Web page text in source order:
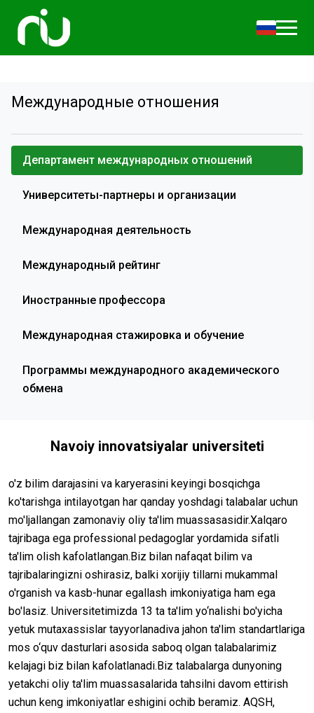
Международные отношения
Департамент международных отношений
Университеты-партнеры и организации
Международная деятельность
Международный рейтинг
Иностранные профессора
Международная стажировка и обучение
Программы международного академического
обмена
Navoiy innovatsiyalar universiteti
o'z bilim darajasini va karyerasini keyingi bosqichga
ko'tarishga intilayotgan har qanday yoshdagi talabalar uchun
mo'ljallangan zamonaviy oliy ta'lim muassasasidir.Xalqaro
tajribaga ega professional pedagoglar yordamida sifatli
ta'lim olish kafolatlangan.Biz bilan nafaqat bilim va
tajribalaringizni oshirasiz, balki xorijiy tillarni mukammal
o'rganish va kasb-hunar egallash imkoniyatiga ham ega
bo'lasiz. Universitetimizda 13 ta ta'lim yo‘nalishi bo'yicha
yetuk mutaxassislar tayyorlanadiva jahon ta'lim standartlariga
mos o‘quv dasturlari asosida saboq olgan talabalarimiz
kelajagi biz bilan kafolatlanadi.Biz talabalarga dunyoning
yetakchi oliy ta'lim muassasalarida tahsilni davom ettirish
uchun keng imkoniyatlar eshigini ochib beramiz. AQSH,